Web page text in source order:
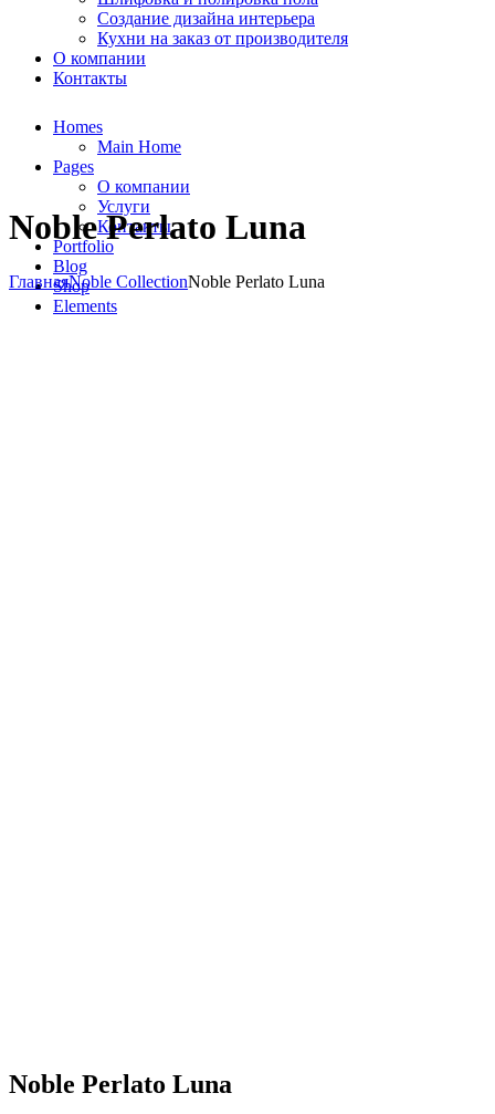
Создание дизайна интерьера
Кухни на заказ от производителя
О компании
Контакты
Homes
Main Home
Pages
О компании
Услуги
Контакты
Portfolio
Blog
Shop
Elements
Noble Perlato Luna
ГлавнаяNoble CollectionNoble Perlato Luna
Noble Perlato Luna